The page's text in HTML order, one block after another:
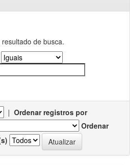
de busca.
| Ordenar registros por
Ordenar